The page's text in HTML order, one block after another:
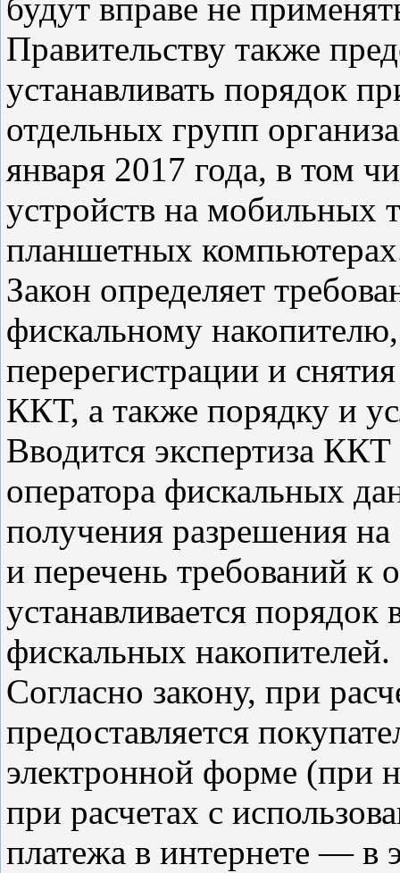
будут вправе не
Правительству также
устанавливать порядок
отдельных групп
января 2017 года, в том
устройств на мобильных
планшетных
Закон определяет
фискальному
перерегистрации и
ККТ, а также порядку и
Вводится экспертиза ККТ
оператора фискальных
получения разрешения
и перечень требований к
устанавливается
фискальных накопителей.
Согласно закону, при
предоставляется
электронной форме (при
при расчетах с
платежа в интернете — в